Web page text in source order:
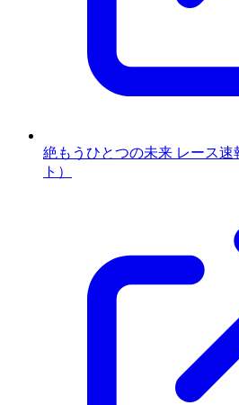
絶もうひとつの未来 レース速
ト）